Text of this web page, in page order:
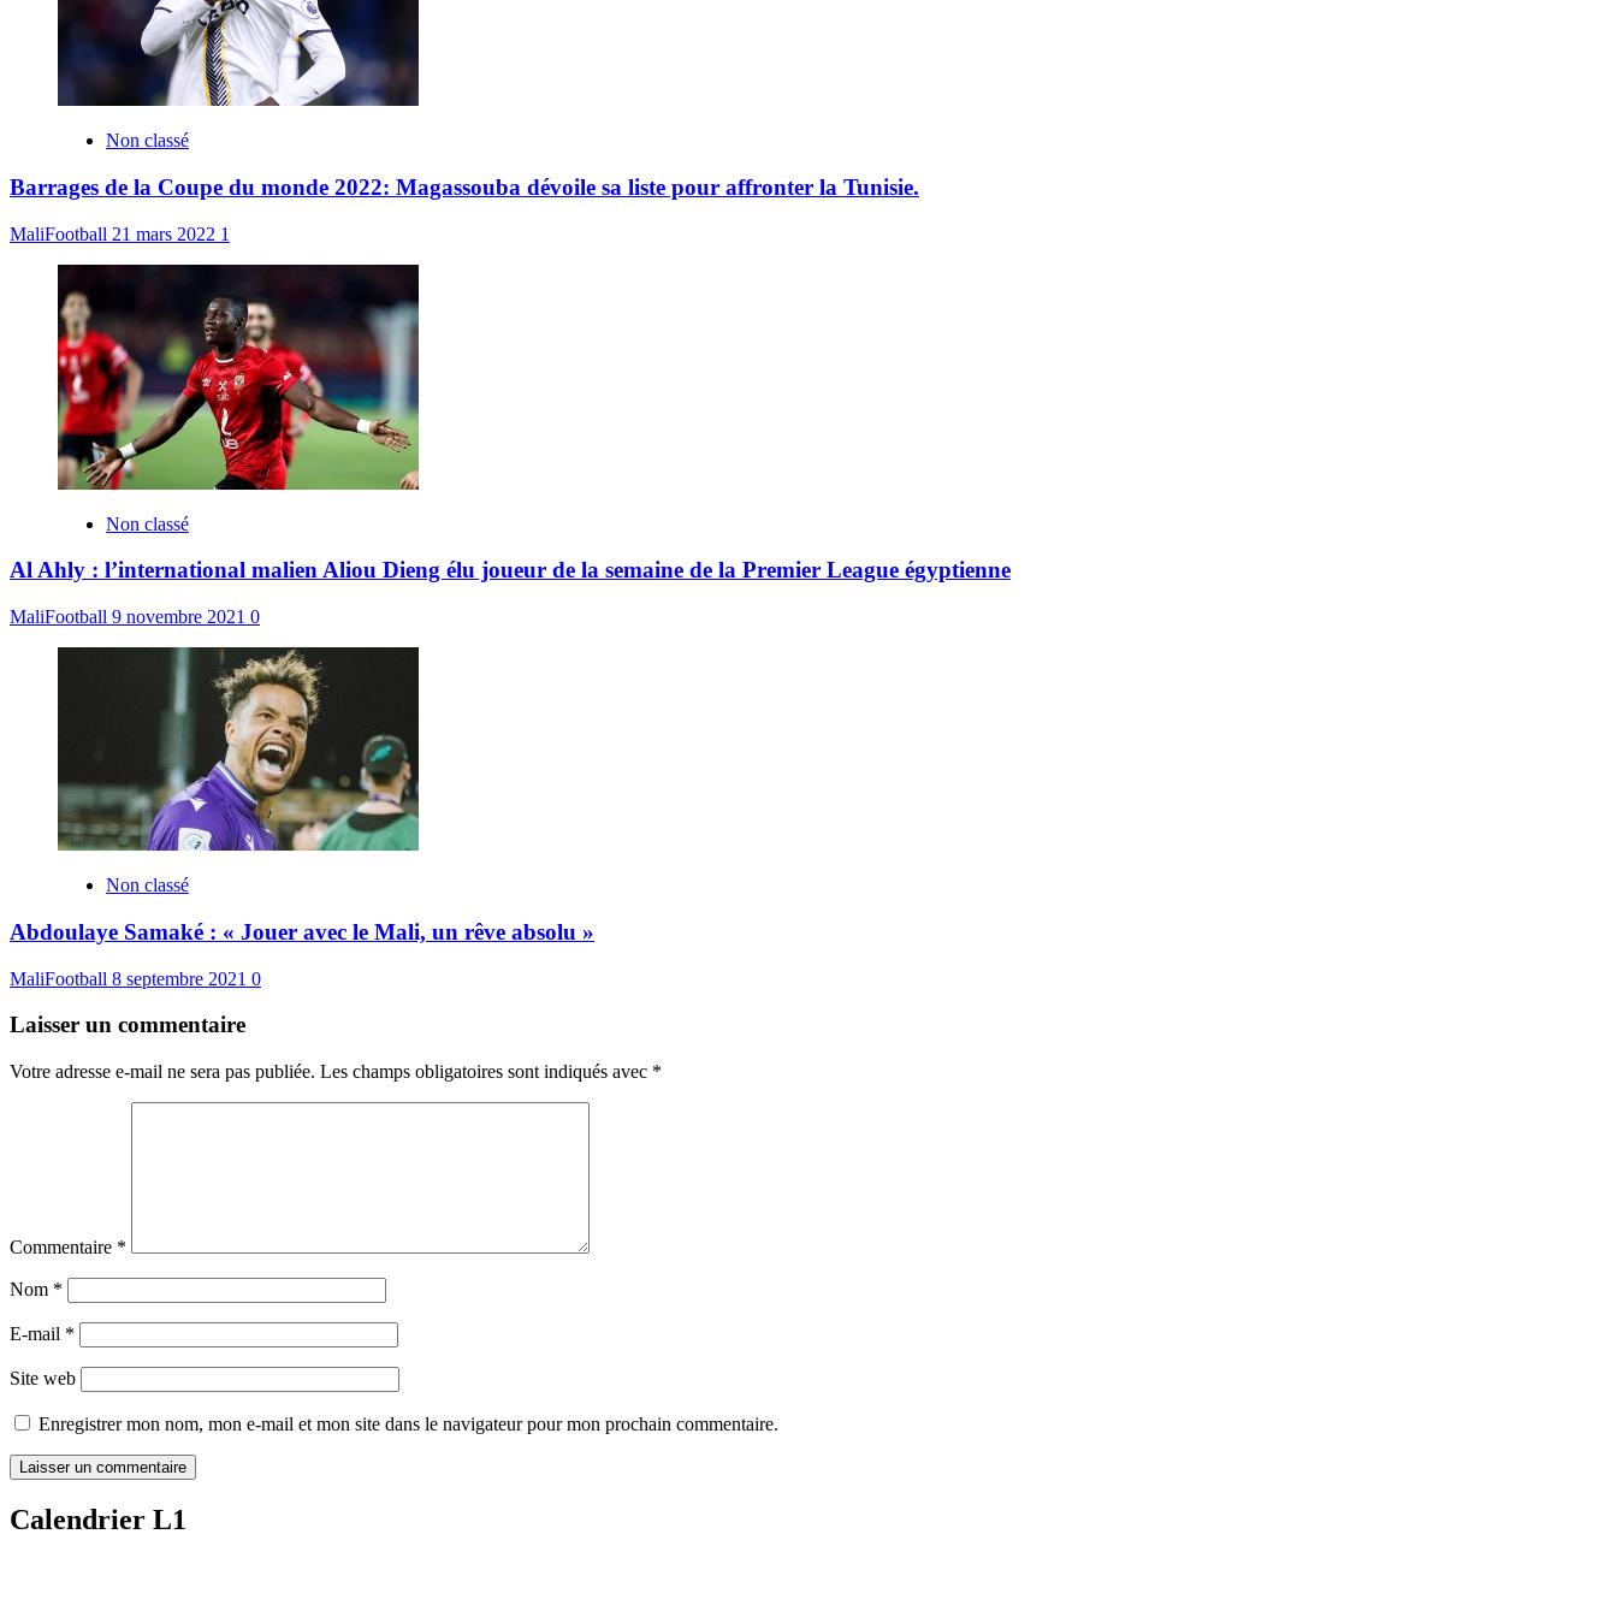
Non classé
Barrages de la Coupe du monde 2022: Magassouba dévoile sa liste pour affronter la Tunisie.
MaliFootball 21 mars 2022 1
Non classé
Al Ahly : l’international malien Aliou Dieng élu joueur de la semaine de la Premier League égyptienne
MaliFootball 9 novembre 2021 0
Non classé
Abdoulaye Samaké : « Jouer avec le Mali, un rêve absolu »
MaliFootball 8 septembre 2021 0
Laisser un commentaire
Votre adresse e-mail ne sera pas publiée. Les champs obligatoires sont indiqués avec *
Commentaire *
Nom *
E-mail *
Site web
Enregistrer mon nom, mon e-mail et mon site dans le navigateur pour mon prochain commentaire.
Calendrier L1